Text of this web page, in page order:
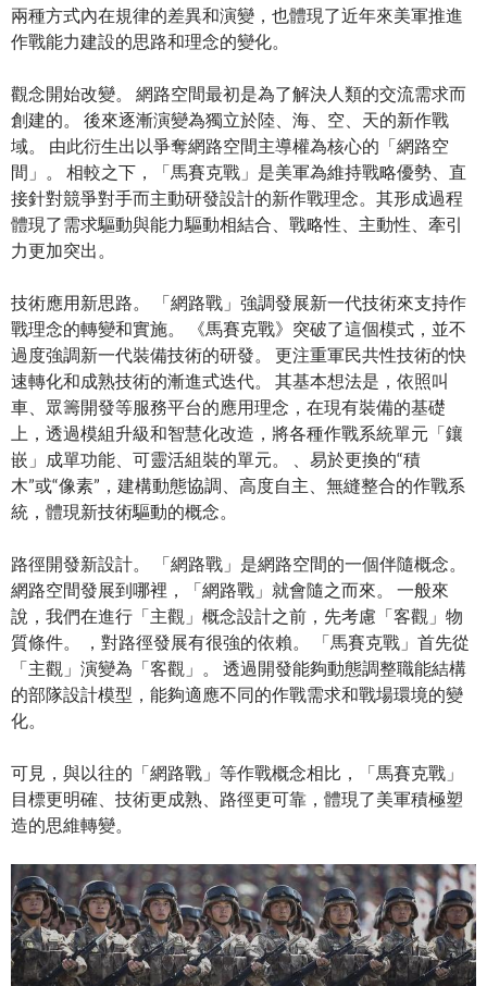
兩種方式內在規律的差異和演變，也體現了近年來美軍推進
作戰能力建設的思路和理念的變化。
觀念開始改變。 網路空間最初是為了解決人類的交流需求而
創建的。 後來逐漸演變為獨立於陸、海、空、天的新作戰
域。 由此衍生出以爭奪網路空間主導權為核心的「網路空
間」。 相較之下，「馬賽克戰」是美軍為維持戰略優勢、直
接針對競爭對手而主動研發設計的新作戰理念。其形成過程
體現了需求驅動與能力驅動相結合、戰略性、主動性、牽引
力更加突出。
技術應用新思路。 「網路戰」強調發展新一代技術來支持作
戰理念的轉變和實施。 《馬賽克戰》突破了這個模式，並不
過度強調新一代裝備技術的研發。 更注重軍民共性技術的快
速轉化和成熟技術的漸進式迭代。 其基本想法是，依照叫
車、眾籌開發等服務平台的應用理念，在現有裝備的基礎
上，透過模組升級和智慧化改造，將各種作戰系統單元「鑲
嵌」成單功能、可靈活組裝的單元。 、易於更換的“積
木”或“像素”，建構動態協調、高度自主、無縫整合的作戰系
統，體現新技術驅動的概念。
路徑開發新設計。 「網路戰」是網路空間的一個伴隨概念。
網路空間發展到哪裡，「網路戰」就會隨之而來。 一般來
說，我們在進行「主觀」概念設計之前，先考慮「客觀」物
質條件。 ，對路徑發展有很強的依賴。 「馬賽克戰」首先從
「主觀」演變為「客觀」。 透過開發能夠動態調整職能結構
的部隊設計模型，能夠適應不同的作戰需求和戰場環境的變
化。
可見，與以往的「網路戰」等作戰概念相比，「馬賽克戰」
目標更明確、技術更成熟、路徑更可靠，體現了美軍積極塑
造的思維轉變。